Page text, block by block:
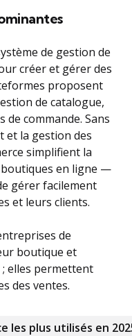
de gestion de
créer et gérer des
proposent
de catalogue,
de commande. Sans
et la gestion des
simplifient la
en ligne —
gérer facilement
et leurs clients.
de
boutique et
elles permettent
des ventes.
les plus utilisés en